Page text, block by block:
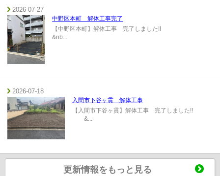
2026-07-27
中野区本町 解体工事完了
【中野区本町】解体工事 完了しました!!
&nb...
2026-07-18
入間市下谷ヶ貫 解体工事
【入間市下谷ヶ貫】解体工事 完了しました!!
&...
更新情報をもっと見る